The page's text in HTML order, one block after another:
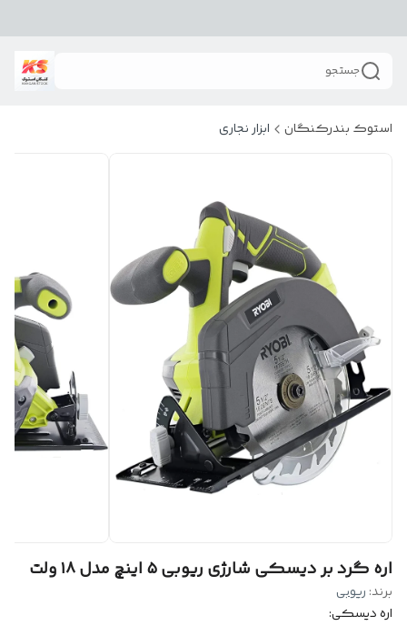
جستجو
استوک بندرکنگان ابزار نجاری
اره گرد بر دیسکی شارژی ریوبی ۵ اینچ مدل ۱۸ ولت
برند: ریوبی
اره دیسکی: